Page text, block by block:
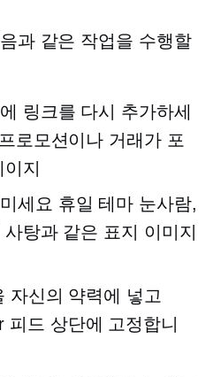
과 같은 작업을 수행할
링크를 다시 추가하세
로모션이나 거래가 포
지
세요 휴일 테마 눈사람,
탕과 같은 표지 이미지
자신의 약력에 넣고
피드 상단에 고정합니